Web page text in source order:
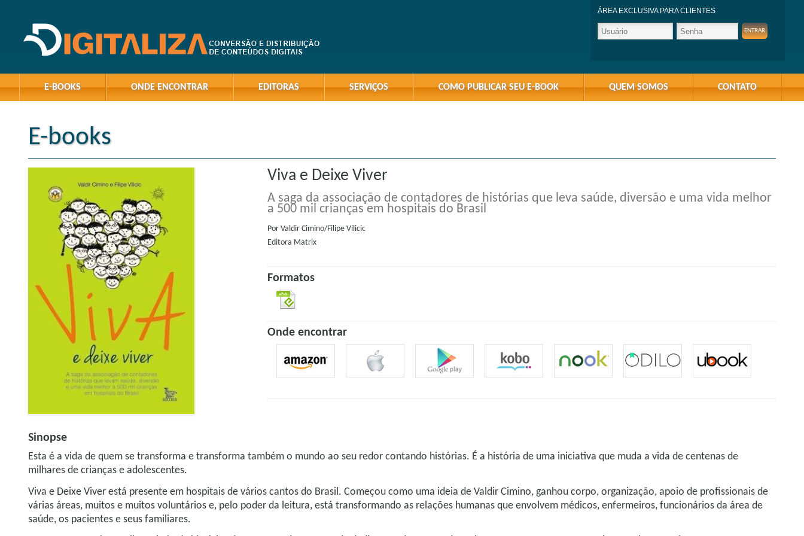
ÁREA EXCLUSIVA PARA CLIENTES
E-BOOKS ONDE ENCONTRAR EDITORAS SERVIÇOS COMO PUBLICAR SEU E-BOOK QUEM SOMOS CONTATO
E-books
Viva e Deixe Viver
A saga da associação de contadores de histórias que leva saúde, diversão e uma vida melhor
a 500 mil crianças em hospitais do Brasil
Por Valdir Cimino/Filipe Vilicic
Editora Matrix
Formatos
Onde encontrar
Sinopse
Esta é a vida de quem se transforma e transforma também o mundo ao seu redor contando histórias. É a história de uma iniciativa que muda a vida de centenas de
milhares de crianças e adolescentes.
Viva e Deixe Viver está presente em hospitais de vários cantos do Brasil. Começou como uma ideia de Valdir Cimino, ganhou corpo, organização, apoio de profissionais de
várias áreas, muitos e muitos voluntários e, pelo poder da leitura, está transformando as relações humanas que envolvem médicos, enfermeiros, funcionários da área de
saúde, os pacientes e seus familiares.